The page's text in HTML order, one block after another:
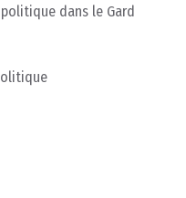
dans le Gard